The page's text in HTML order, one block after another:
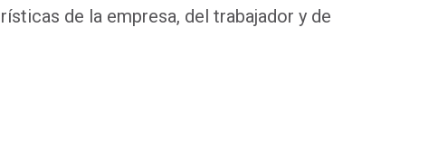
de la empresa, del trabajador y de